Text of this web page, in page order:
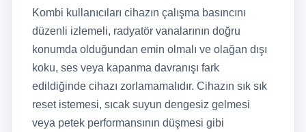
Kombi kullanıcıları cihazın çalışma basıncını
düzenli izlemeli, radyatör vanalarının doğru
konumda olduğundan emin olmalı ve olağan dışı
koku, ses veya kapanma davranışı fark
edildiğinde cihazı zorlamamalıdır. Cihazın sık sık
reset istemesi, sıcak suyun dengesiz gelmesi
veya petek performansının düşmesi gibi